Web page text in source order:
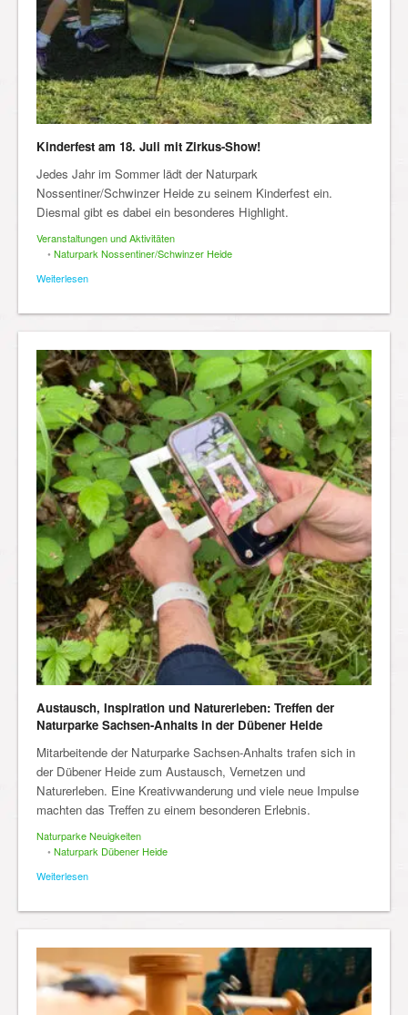
Kinderfest am 18. Juli mit Zirkus-Show!
Jedes Jahr im Sommer lädt der Naturpark
Nossentiner/Schwinzer Heide zu seinem Kinderfest ein.
Diesmal gibt es dabei ein besonderes Highlight.
Veranstaltungen und Aktivitäten
• Naturpark Nossentiner/Schwinzer Heide
Weiterlesen
Austausch, Inspiration und Naturerleben: Treffen der
Naturparke Sachsen-Anhalts in der Dübener Heide
Mitarbeitende der Naturparke Sachsen-Anhalts trafen sich in
der Dübener Heide zum Austausch, Vernetzen und
Naturerleben. Eine Kreativwanderung und viele neue Impulse
machten das Treffen zu einem besonderen Erlebnis.
Naturparke Neuigkeiten
• Naturpark Dübener Heide
Weiterlesen